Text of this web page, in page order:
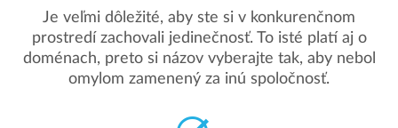
Je veľmi dôležité, aby ste si v konkurenčnom
prostredí zachovali jedinečnosť. To isté platí aj o
doménach, preto si názov vyberajte tak, aby nebol
omylom zamenený za inú spoločnosť.